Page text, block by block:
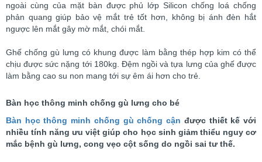
ngoài cùng của mặt bàn được phủ lớp Silicon chống loá chống
phản quang giúp bảo vệ mắt trẻ tốt hơn, không bị ánh đèn hắt
ngược lên mắt gây mờ mắt, chói mắt.
Ghế chống gù lưng có khung được làm bằng thép hợp kim có thể
chịu được sức nặng tới 180kg. Đệm ngồi và tựa lưng của ghế được
làm bằng cao su non mang tới sự êm ái hơn cho trẻ.
Bàn học thông minh chống gù lưng cho bé
Bàn học thông minh chống gù chống cận được thiết kế với
nhiều tính năng ưu việt giúp cho học sinh giảm thiểu nguy cơ
mắc bệnh gù lưng, cong vẹo cột sống do ngồi sai tư thế.